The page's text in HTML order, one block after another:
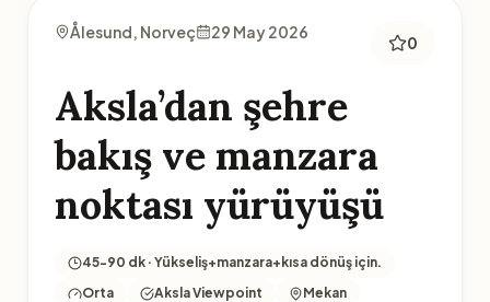
Ålesund, Norveç 29 May 2026
0
Aksla’dan şehre
bakış ve manzara
noktası yürüyüşü
45-90 dk · Yükseliş+manzara+kısa dönüş için.
Orta
Aksla Viewpoint Mekan